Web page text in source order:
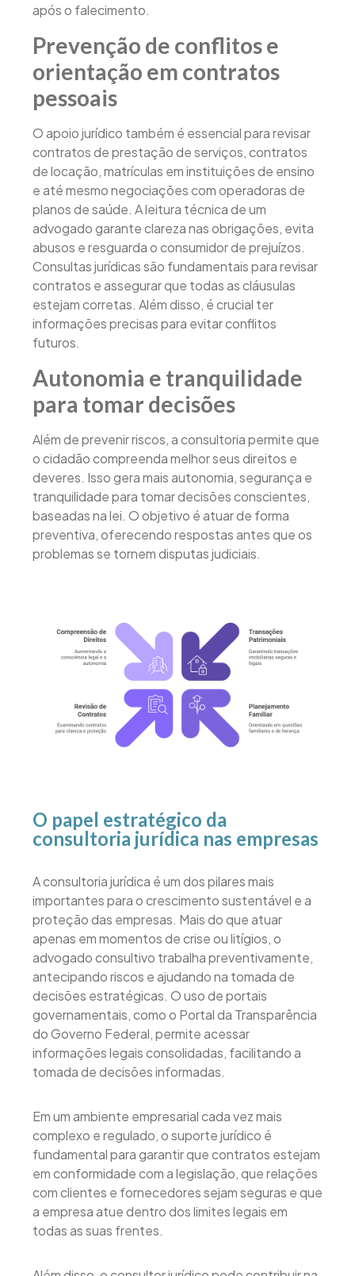
após o falecimento.
Prevenção de conflitos e
orientação em contratos
pessoais
O apoio jurídico também é essencial para revisar
contratos de prestação de serviços, contratos
de locação, matrículas em instituições de ensino
e até mesmo negociações com operadoras de
planos de saúde. A leitura técnica de um
advogado garante clareza nas obrigações, evita
abusos e resguarda o consumidor de prejuízos.
Consultas jurídicas são fundamentais para revisar
contratos e assegurar que todas as cláusulas
estejam corretas. Além disso, é crucial ter
informações precisas para evitar conflitos
futuros.
Autonomia e tranquilidade
para tomar decisões
Além de prevenir riscos, a consultoria permite que
o cidadão compreenda melhor seus direitos e
deveres. Isso gera mais autonomia, segurança e
tranquilidade para tomar decisões conscientes,
baseadas na lei. O objetivo é atuar de forma
preventiva, oferecendo respostas antes que os
problemas se tornem disputas judiciais.
O papel estratégico da
consultoria jurídica nas empresas
A consultoria jurídica é um dos pilares mais
importantes para o crescimento sustentável e a
proteção das empresas. Mais do que atuar
apenas em momentos de crise ou litígios, o
advogado consultivo trabalha preventivamente,
antecipando riscos e ajudando na tomada de
decisões estratégicas. O uso de portais
governamentais, como o Portal da Transparência
do Governo Federal, permite acessar
informações legais consolidadas, facilitando a
tomada de decisões informadas.
Em um ambiente empresarial cada vez mais
complexo e regulado, o suporte jurídico é
fundamental para garantir que contratos estejam
em conformidade com a legislação, que relações
com clientes e fornecedores sejam seguras e que
a empresa atue dentro dos limites legais em
todas as suas frentes.